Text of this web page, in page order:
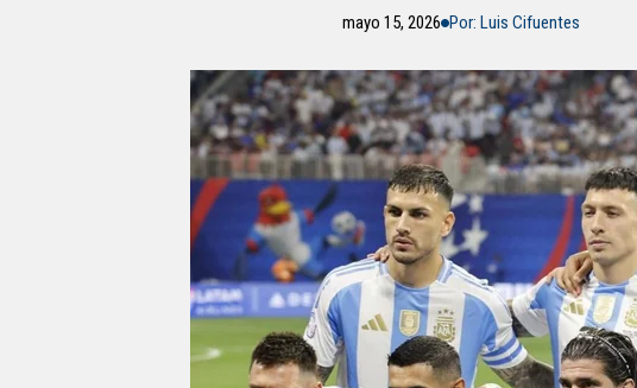
mayo 15, 2026 Por: Luis Cifuentes